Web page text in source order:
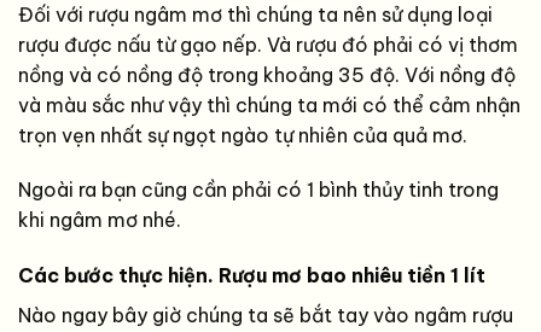
Đối với rượu ngâm mơ thì chúng ta nên sử dụng loại
rượu được nấu từ gạo nếp. Và rượu đó phải có vị thơm
nồng và có nồng độ trong khoảng 35 độ. Với nồng độ
và màu sắc như vậy thì chúng ta mới có thể cảm nhận
trọn vẹn nhất sự ngọt ngào tự nhiên của quả mơ.
Ngoài ra bạn cũng cần phải có 1 bình thủy tinh trong
khi ngâm mơ nhé.
Các bước thực hiện. Rượu mơ bao nhiêu tiền 1 lít
Nào ngay bây giờ chúng ta sẽ bắt tay vào ngâm rượu